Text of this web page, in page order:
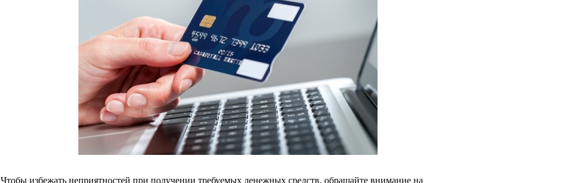
Чтобы избежать неприятностей при получении требуемых денежных средств, обращайте внимание на